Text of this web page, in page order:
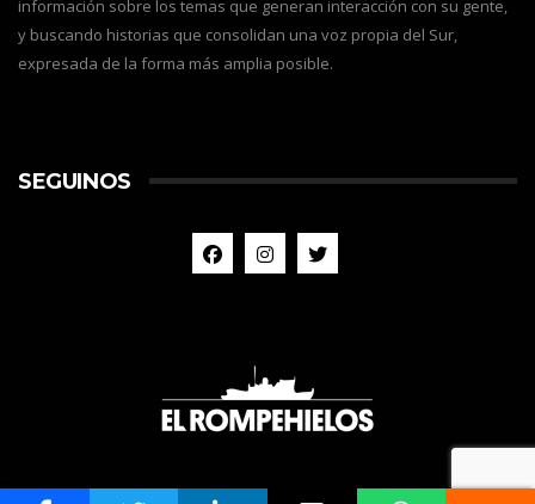
información sobre los temas que generan interacción con su gente,
y buscando historias que consolidan una voz propia del Sur,
expresada de la forma más amplia posible.
SEGUINOS